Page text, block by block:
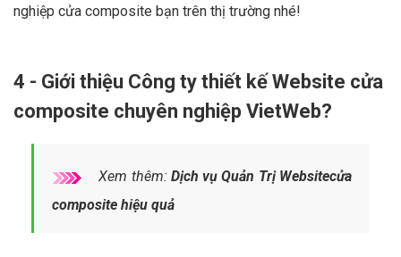
nghiệp cửa composite bạn trên thị trường nhé!
4 - Giới thiệu Công ty thiết kế Website cửa
composite chuyên nghiệp VietWeb?
Xem thêm: Dịch vụ Quản Trị Websitecửa
composite hiệu quả